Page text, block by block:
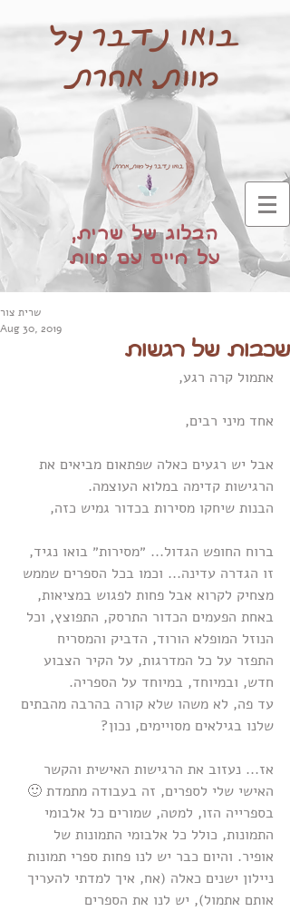
בואו נדבר על
מוות, אחרת
הבלוג של שרית,
על חיים עם מוות
שכבות של רגשות
שרית צור
Aug 30, 2019
אתמול קרה רגע,
אחד מיני רבים,
אבל יש רגעים כאלה שפתאום מביאים את
הרגישות קדימה במלוא העוצמה.
הבנות שיחקו מסירות בכדור גמיש כזה,
ברוח החופש הגדול... ״מסירות״ בואו נגיד,
זו הגדרה עדינה... וכמו בכל הספרים שממש
מצחיק לקרוא אבל פחות לפגוש במציאות,
באחת הפעמים הכדור התרסק, התפוצץ, וכל
הנוזל המופלא הורוד, הדביק והמסריח
התפזר על כל המדרגות, על הקיר הצבוע
חדש, ובמיוחד, במיוחד על הספריה.
עד פה, לא משהו שלא קורה בהרבה מהבתים
שלנו בגילאים מסויימים, נכון?
אז... נעזוב את הרגישות האישית והקשר
האישי שלי לספרים, זה בעבודה מתמדת 🙂
בספרייה הזו, למטה, שמורים כל אלבומי
התמונות, כולל כל אלבומי התמונות של
אופיר. והיום כבר יש לנו פחות ספרי תמונות
ניילון ישנים כאלה (אח, איך למדתי להעריך
אותם אתמול), יש לנו את הספרים